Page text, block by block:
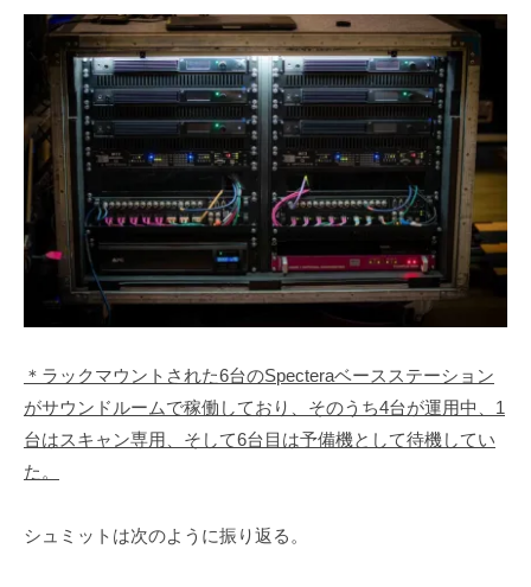
＊ラックマウントされた6台のSpecteraベースステーション
がサウンドルームで稼働しており、そのうち4台が運用中、1
台はスキャン専用、そして6台目は予備機として待機してい
た。
シュミットは次のように振り返る。